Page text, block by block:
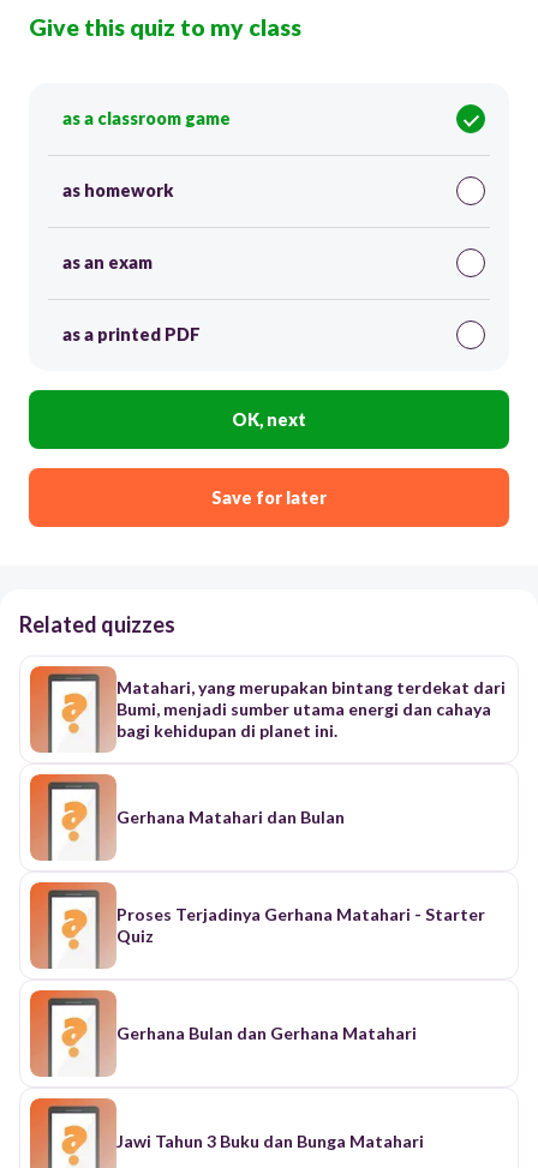
Give this quiz to my class
as a classroom game
as homework
as an exam
as a printed PDF
OK, next
Save for later
Related quizzes
Matahari, yang merupakan bintang terdekat dari
Bumi, menjadi sumber utama energi dan cahaya
bagi kehidupan di planet ini.
Gerhana Matahari dan Bulan
Proses Terjadinya Gerhana Matahari - Starter
Quiz
Gerhana Bulan dan Gerhana Matahari
Jawi Tahun 3 Buku dan Bunga Matahari